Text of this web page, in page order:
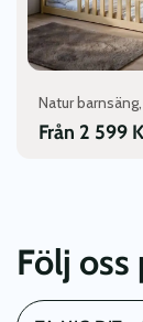
Natur
Från 2 599
olika
alternativen
kan
produktsidan
Följ oss